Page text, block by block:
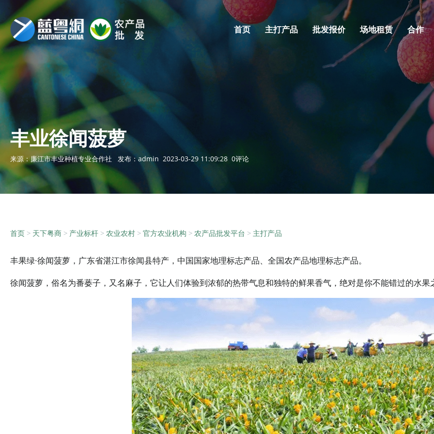
首页 主打产品 批发报价 场地租赁 合作
丰业徐闻菠萝
来源：廉江市丰业种植专业合作社 发布：admin 2023-03-29 11:09:28 0评论
首页> 天下粤商> 产业标杆> 农业农村> 官方农业机构 > 农产品批发平台 > 主打产品
丰果绿·徐闻菠萝，广东省湛江市徐闻县特产，中国国家地理标志产品、全国农产品地理标志产品。
徐闻菠萝，俗名为番蒌子，又名麻子，它让人们体验到浓郁的热带气息和独特的鲜果香气，绝对是你不能错过的水果